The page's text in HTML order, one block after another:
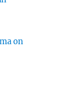
on